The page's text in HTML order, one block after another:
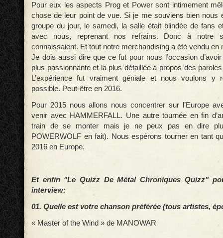
Pour eux les aspects Prog et Power sont intimement
chose de leur point de vue. Si je me souviens bien nous
groupe du jour, le samedi, la salle était blindée de fans
avec nous, reprenant nos refrains. Donc à notre
connaissaient. Et tout notre merchandising a été vendu en
Je dois aussi dire que ce fut pour nous l’occasion
plus passionnante et la plus détaillée à propos des
L’expérience fut vraiment géniale et nous voulons y
possible. Peut-être en 2016.
Pour 2015 nous allons nous concentrer sur l’Europe
venir avec HAMMERFALL. Une autre tournée en fin
train de se monter mais je ne peux pas en dire
POWERWOLF en fait). Nous espérons tourner en tant
2016 en Europe.
Et enfin "Le Quizz De Métal Chroniques Quizz"
interview:
01. Quelle est votre chanson préférée (tous artistes,
« Master of the Wind » de MANOWAR